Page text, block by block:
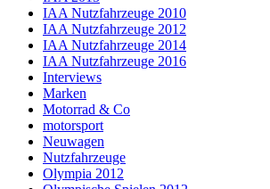
IAA Nutzfahrzeuge 2010
IAA Nutzfahrzeuge 2012
IAA Nutzfahrzeuge 2014
IAA Nutzfahrzeuge 2016
Interviews
Marken
Motorrad & Co
motorsport
Neuwagen
Nutzfahrzeuge
Olympia 2012